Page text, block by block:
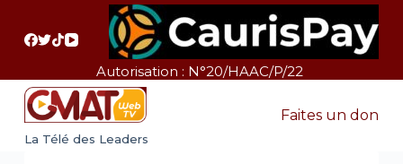
a
Autorisation : N°20/HAAC/P/22
La Télé des Leaders
Faites un don